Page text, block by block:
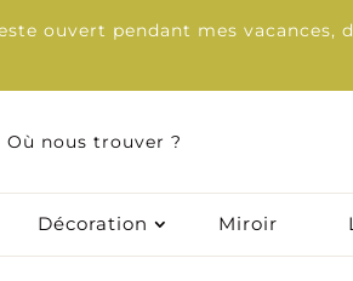
ouvert pendant mes
Où nous trouver ?
Décoration Miroir